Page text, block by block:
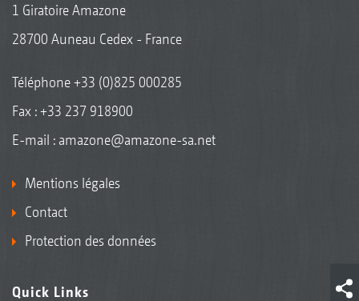
1 Giratoire Amazone
28700 Auneau Cedex - France
Téléphone+33 (0)825 000285
Fax : +33 237 918900
E-mail : amazone@amazone-sa.net
Mentions légales
Contact
Protection des données
Quick Links